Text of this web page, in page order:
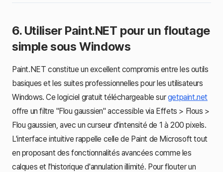
6. Utiliser Paint.NET pour un floutage
simple sous Windows
Paint.NET constitue un excellent compromis entre les outils
basiques et les suites professionnelles pour les utilisateurs
Windows. Ce logiciel gratuit téléchargeable surgetpaint.net
offre un filtre "Flou gaussien" accessible via Effets > Flous >
Flou gaussien, avec un curseur d'intensité de 1 à 200 pixels.
L'interface intuitive rappelle celle de Paint de Microsoft tout
en proposant des fonctionnalités avancées comme les
calques et l'historique d'annulation illimité. Pour flouter un